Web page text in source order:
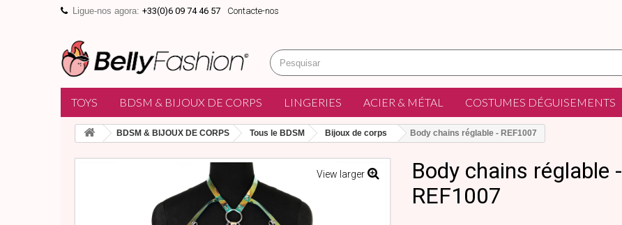
Ligue-nos agora: +33(0)6 09 74 46 57 Contacte-nos
TOYS BDSM & BIJOUX DE CORPS LINGERIES ACIER & MÉTAL COSTUMES DÉGUISEMENTS
BDSM & BIJOUX DE CORPS Tous le BDSM Bijoux de corps Body chains réglable - REF1007
View larger
Body chains réglable -
REF1007